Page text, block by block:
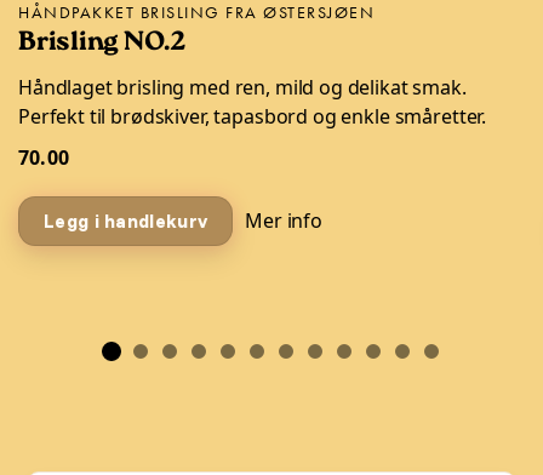
HÅNDPAKKET BRISLING FRA ØSTERSJØEN
Brisling NO.2
Håndlaget brisling med ren, mild og delikat smak.
Perfekt til brødskiver, tapasbord og enkle småretter.
70.00
Legg i handlekurv Mer info